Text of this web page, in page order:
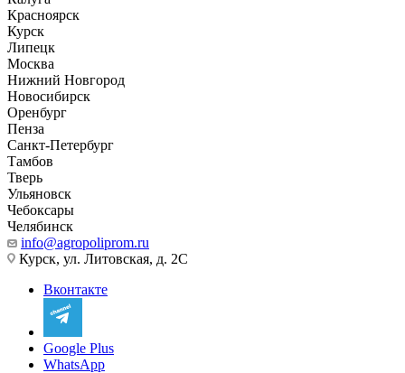
Красноярск
Курск
Липецк
Москва
Нижний Новгород
Новосибирск
Оренбург
Пенза
Санкт-Петербург
Тамбов
Тверь
Ульяновск
Чебоксары
Челябинск
info@agropoliprom.ru
Курск, ул. Литовская, д. 2С
Вконтакте
Google Plus
WhatsApp